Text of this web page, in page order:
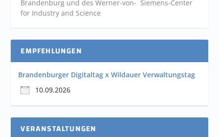
Brandenburg und des Werner-von- Siemens-Center
for Industry and Science
EMPFEHLUNGEN
Brandenburger Digitaltag x Wildauer Verwaltungstag
10.09.2026
VERANSTALTUNGEN